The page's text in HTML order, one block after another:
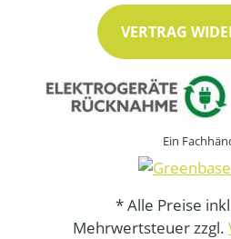
VERTRAG
Ein
* Alle Preise
Mehrwertsteuer zzgl.